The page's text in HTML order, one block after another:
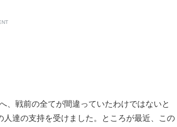
、戦前の全てが間違っていたわけではないと
人達の支持を受けました。ところが最近、この